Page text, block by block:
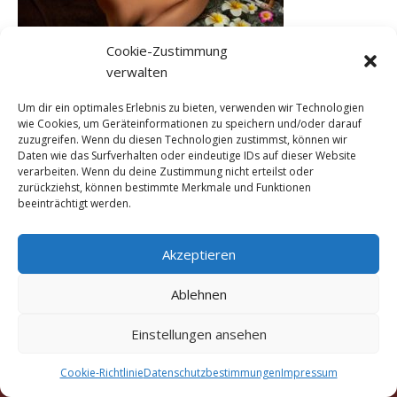
Cookie-Zustimmung
verwalten
Um dir ein optimales Erlebnis zu bieten, verwenden wir Technologien
wie Cookies, um Geräteinformationen zu speichern und/oder darauf
zuzugreifen. Wenn du diesen Technologien zustimmst, können wir
Daten wie das Surfverhalten oder eindeutige IDs auf dieser Website
verarbeiten. Wenn du deine Zustimmung nicht erteilst oder
zurückziehst, können bestimmte Merkmale und Funktionen
beeinträchtigt werden.
Akzeptieren
Ablehnen
Einstellungen ansehen
Cookie-RichtlinieDatenschutzbestimmungenImpressum
←Vorheriger Medien
Massage München Truderinger Straße 306a, 81825